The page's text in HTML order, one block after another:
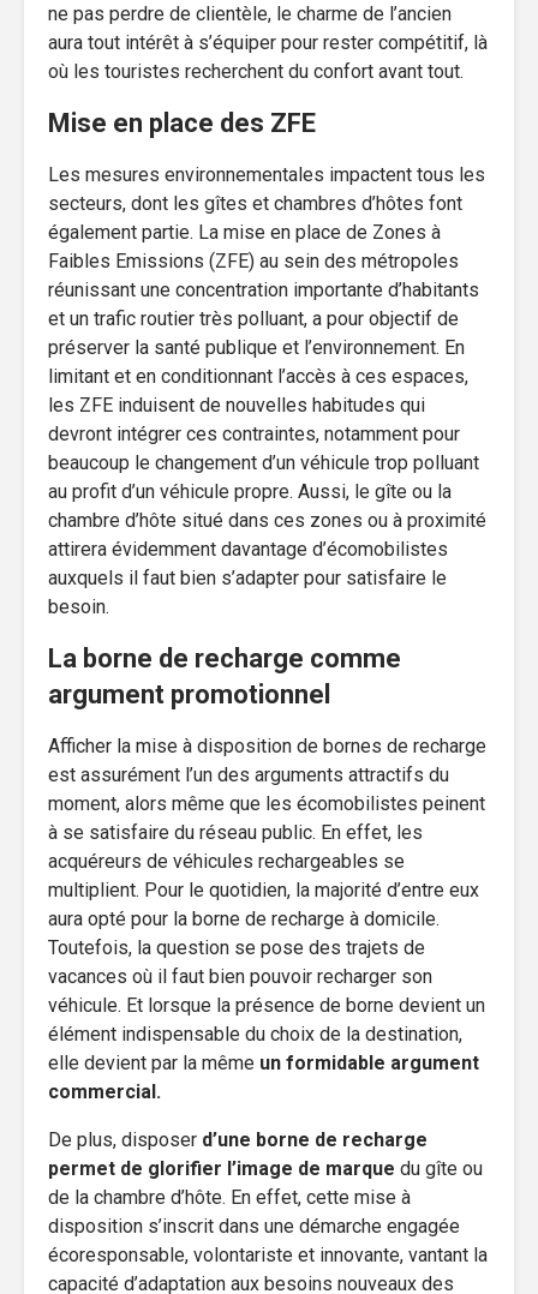
ne pas perdre de clientèle, le charme de l’ancien
aura tout intérêt à s’équiper pour rester compétitif, là
où les touristes recherchent du confort avant tout.
Mise en place des ZFE
Les mesures environnementales impactent tous les
secteurs, dont les gîtes et chambres d’hôtes font
également partie. La mise en place de Zones à
Faibles Emissions (ZFE) au sein des métropoles
réunissant une concentration importante d’habitants
et un trafic routier très polluant, a pour objectif de
préserver la santé publique et l’environnement. En
limitant et en conditionnant l’accès à ces espaces,
les ZFE induisent de nouvelles habitudes qui
devront intégrer ces contraintes, notamment pour
beaucoup le changement d’un véhicule trop polluant
au profit d’un véhicule propre. Aussi, le gîte ou la
chambre d’hôte situé dans ces zones ou à proximité
attirera évidemment davantage d’écomobilistes
auxquels il faut bien s’adapter pour satisfaire le
besoin.
La borne de recharge comme
argument promotionnel
Afficher la mise à disposition de bornes de recharge
est assurément l’un des arguments attractifs du
moment, alors même que les écomobilistes peinent
à se satisfaire du réseau public. En effet, les
acquéreurs de véhicules rechargeables se
multiplient. Pour le quotidien, la majorité d’entre eux
aura opté pour la borne de recharge à domicile.
Toutefois, la question se pose des trajets de
vacances où il faut bien pouvoir recharger son
véhicule. Et lorsque la présence de borne devient un
élément indispensable du choix de la destination,
elle devient par la même un formidable argument
commercial.
De plus, disposer d’une borne de recharge
permet de glorifier l’image de marque du gîte ou
de la chambre d’hôte. En effet, cette mise à
disposition s’inscrit dans une démarche engagée
écoresponsable, volontariste et innovante, vantant la
capacité d’adaptation aux besoins nouveaux des